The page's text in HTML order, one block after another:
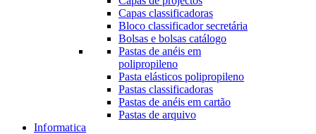
Capas classificadoras
Bloco classificador secretária
Bolsas e bolsas catálogo
Pastas de anéis em
polipropileno
Pasta elásticos polipropileno
Pastas classificadoras
Pastas de anéis em cartão
Pastas de arquivo
Informatica